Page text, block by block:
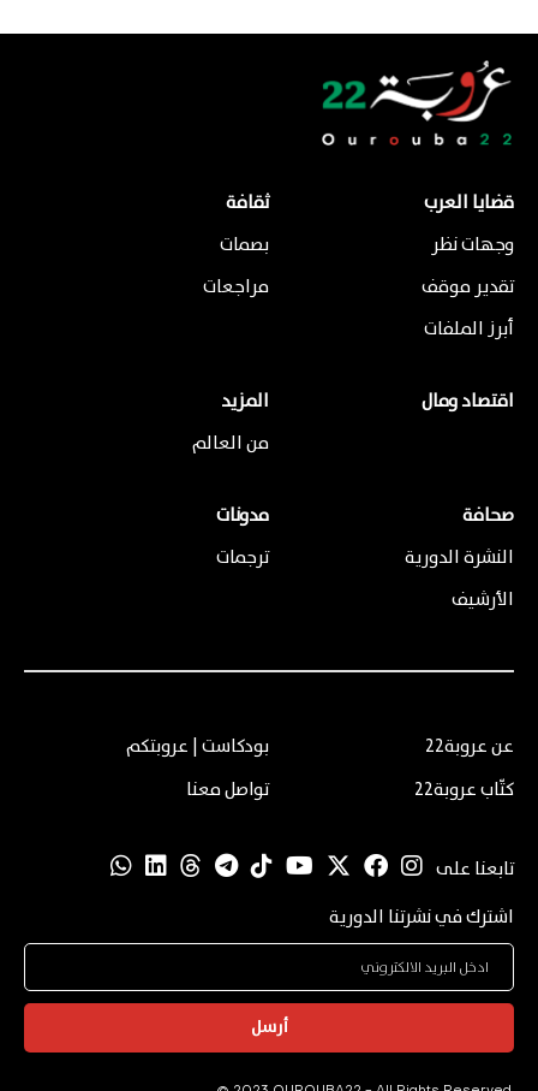
قضايا العرب
وجهات نظر
تقدير موقف
أبرز الملفات
ثقافة
بصمات
مراجعات
اقتصاد ومال
المزيد
من العالم
صحافة
النشرة الدورية
الأرشيف
مدونات
ترجمات
عن عروبة22
كتّاب عروبة22
بودكاست | عروبتكم
تواصل معنا
تابعنا على
اشترك في نشرتنا الدورية
أرسل